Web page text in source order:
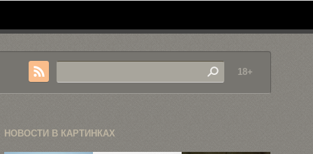
18+
НОВОСТИ В КАРТИНКАХ